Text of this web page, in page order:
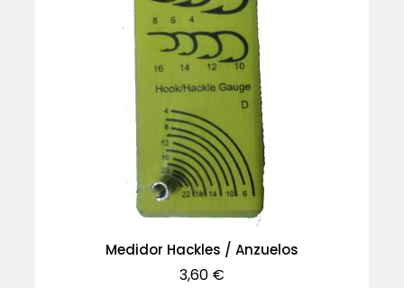
Medidor Hackles / Anzuelos
Precio
3,60 €